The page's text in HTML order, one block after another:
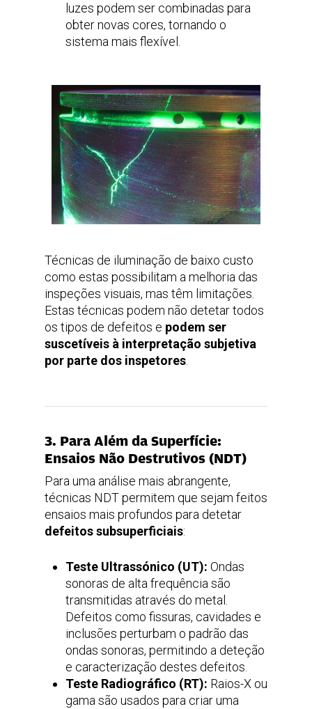
luzes podem ser combinadas para
obter novas cores, tornando o
sistema mais flexível.
Técnicas de iluminação de baixo custo
como estas possibilitam a melhoria das
inspeções visuais, mas têm limitações.
Estas técnicas podem não detetar todos
os tipos de defeitos e podem ser
suscetíveis à interpretação subjetiva
por parte dos inspetores.
3. Para Além da Superfície:
Ensaios Não Destrutivos (NDT)
Para uma análise mais abrangente,
técnicas NDT permitem que sejam feitos
ensaios mais profundos para detetar
defeitos subsuperficiais:
Teste Ultrassónico (UT): Ondas
sonoras de alta frequência são
transmitidas através do metal.
Defeitos como fissuras, cavidades e
inclusões perturbam o padrão das
ondas sonoras, permitindo a deteção
e caracterização destes defeitos.
Teste Radiográfico (RT): Raios-X ou
gama são usados para criar uma